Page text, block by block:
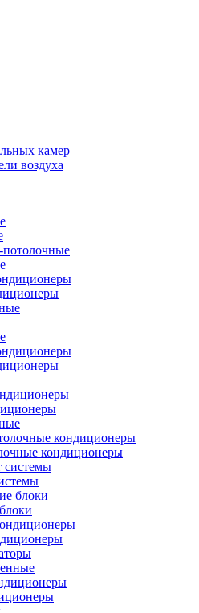
камер
воздуха
кондиционеры
блоки